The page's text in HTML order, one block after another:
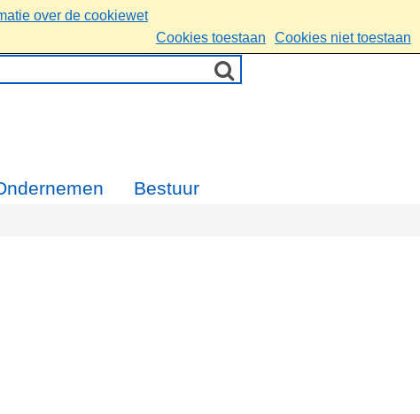
over de cookiewet
Cookies toestaan
Cookies niet toestaan
Bestuur